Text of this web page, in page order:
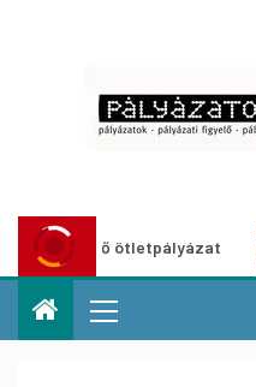
ötletpályázat